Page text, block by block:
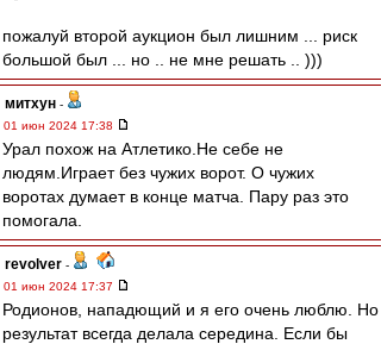
пожалуй второй аукцион был лишним ... риск
большой был ... но .. не мне решать .. )))
митхун -
01 июн 2024 17:38
Урал похож на Атлетико.Не себе не
людям.Играет без чужих ворот. О чужих
воротах думает в конце матча. Пару раз это
помогала.
revolver -
01 июн 2024 17:37
Родионов, нападющий и я его очень люблю. Но
результат всегда делала середина. Если бы